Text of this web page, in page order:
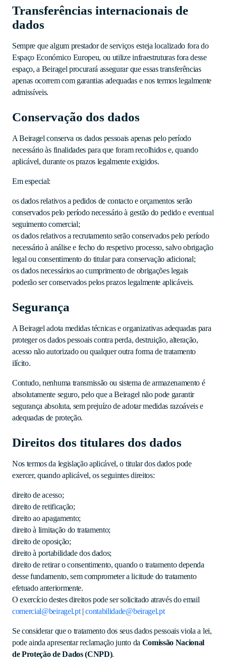
Transferências internacionais de
dados
Sempre que algum prestador de serviços esteja localizado fora do
Espaço Económico Europeu, ou utilize infraestruturas fora desse
espaço, a Beiragel procurará assegurar que essas transferências
apenas ocorrem com garantias adequadas e nos termos legalmente
admissíveis.
Conservação dos dados
A Beiragel conserva os dados pessoais apenas pelo período
necessário às finalidades para que foram recolhidos e, quando
aplicável, durante os prazos legalmente exigidos.
Em especial:
os dados relativos a pedidos de contacto e orçamentos serão
conservados pelo período necessário à gestão do pedido e eventual
seguimento comercial;
os dados relativos a recrutamento serão conservados pelo período
necessário à análise e fecho do respetivo processo, salvo obrigação
legal ou consentimento do titular para conservação adicional;
os dados necessários ao cumprimento de obrigações legais
poderão ser conservados pelos prazos legalmente aplicáveis.
Segurança
A Beiragel adota medidas técnicas e organizativas adequadas para
proteger os dados pessoais contra perda, destruição, alteração,
acesso não autorizado ou qualquer outra forma de tratamento
ilícito.
Contudo, nenhuma transmissão ou sistema de armazenamento é
absolutamente seguro, pelo que a Beiragel não pode garantir
segurança absoluta, sem prejuízo de adotar medidas razoáveis e
adequadas de proteção.
Direitos dos titulares dos dados
Nos termos da legislação aplicável, o titular dos dados pode
exercer, quando aplicável, os seguintes direitos:
direito de acesso;
direito de retificação;
direito ao apagamento;
direito à limitação do tratamento;
direito de oposição;
direito à portabilidade dos dados;
direito de retirar o consentimento, quando o tratamento dependa
desse fundamento, sem comprometer a licitude do tratamento
efetuado anteriormente.
O exercício destes direitos pode ser solicitado através do email
comercial@beiragel.pt|contabilidade@beiragel.pt
Se considerar que o tratamento dos seus dados pessoais viola a lei,
pode ainda apresentar reclamação junto da Comissão Nacional
de Proteção de Dados (CNPD).